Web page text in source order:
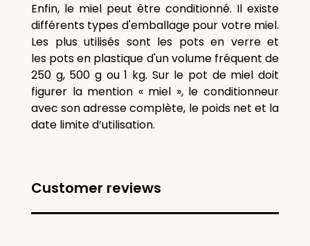
Enfin, le miel peut être conditionné. Il existe
différents types d'emballage pour votre miel.
Les plus utilisés sont les pots en verreet
les pots en plastique d'un volume fréquent de
250 g, 500 g ou 1 kg. Sur le pot de miel doit
figurer la mention « miel », le conditionneur
avec son adresse complète, le poids net et la
date limite d’utilisation.
Customer reviews